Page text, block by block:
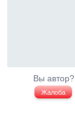
Вы автор?
Жалоба